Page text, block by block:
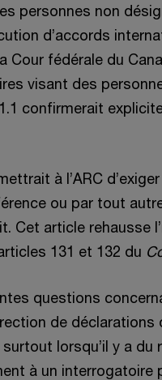
personnes non
d’accords
Cour fédérale du
visant des
confirmerait
à l’ARC
ou par tout
article rehausse
131 et 132 du
questions
de déclarations
lorsqu’il y a
à un interrogatoire